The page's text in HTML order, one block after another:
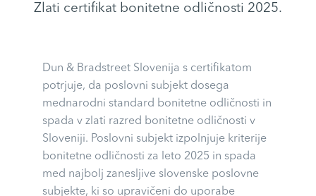
Zlati certifikat bonitetne odličnosti 2025.
Dun & Bradstreet Slovenija s certifikatom
potrjuje, da poslovni subjekt dosega
mednarodni standard bonitetne odličnosti in
spada v zlati razred bonitetne odličnosti v
Sloveniji. Poslovni subjekt izpolnjuje kriterije
bonitetne odličnosti za leto 2025 in spada
med najbolj zanesljive slovenske poslovne
subjekte, ki so upravičeni do uporabe